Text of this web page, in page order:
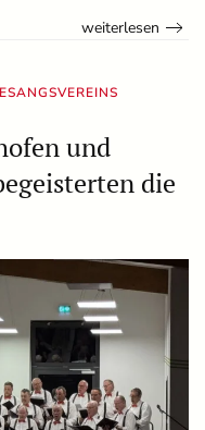
weiterlesen
und
die